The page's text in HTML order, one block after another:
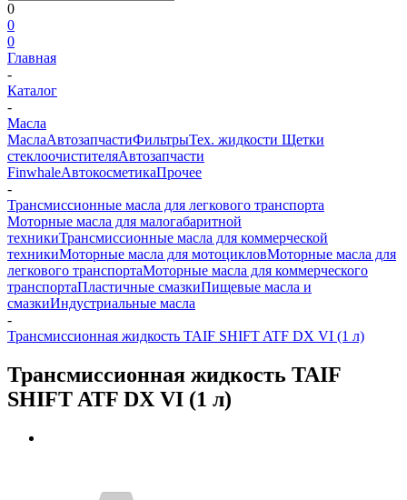
0
0
0
Главная
-
Каталог
-
Масла
МаслаАвтозапчастиФильтрыТех. жидкости Щетки
стеклоочистителяАвтозапчасти
FinwhaleАвтокосметикаПрочее
-
Трансмиссионные масла для легкового транспорта
Моторные масла для малогабаритной
техникиТрансмиссионные масла для коммерческой
техникиМоторные масла для мотоцикловМоторные масла для
легкового транспортаМоторные масла для коммерческого
транспортаПластичные смазкиПищевые масла и
смазкиИндустриальные масла
-
Трансмиссионная жидкость TAIF SHIFT ATF DX VI (1 л)
Трансмиссионная жидкость TAIF
SHIFT ATF DX VI (1 л)